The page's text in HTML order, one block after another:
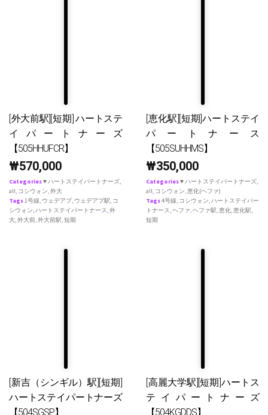
[外大前駅][短期] ハートステ
イパートナーズ
【505HHUFCR】
₩570,000
Categories♥ ハートステイパートナーズ,
all, コシウォン,外大
Tags1号線, ウェデアプ, ウェデアプ駅, コ
シウォン,ハートステイパートナース,外
大,外大前,外大前駅,短期
[恵化駅][短期]ハートステイ
パートナース
【505SUHHMS】
₩350,000
Categories♥ ハートステイパートナーズ,
all, コシウォン,恵化(ヘファ)
Tags4号線, コシウォン,ハートステイパー
トナース,ヘファ,ヘファ駅,恵化,恵化駅,
短期
[新吉（シンギル）駅][短期]
ハートステイパートナーズ
【504SGSP】
[高麗大学駅][短期]ハートス
テイパートナーズ
【504KGDDS】